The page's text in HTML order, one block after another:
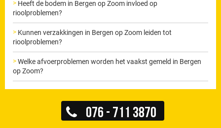
Heeft de bodem in Bergen op Zoom invloed op
rioolproblemen?
Kunnen verzakkingen in Bergen op Zoom leiden tot
rioolproblemen?
Welke afvoerproblemen worden het vaakst gemeld in Bergen
op Zoom?
076 - 711 3870